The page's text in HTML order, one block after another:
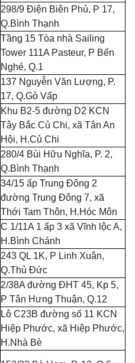
298/9 Điện Biên Phủ, P 17,
Q.Bình Thạnh
Tầng 15 Tòa nhà Sailing
Tower 111A Pasteur, P Bến
Nghé, Q.1
137 Nguyễn Văn Lượng, P.
17, Q.Gò Vấp
Khu B2-5 đường D2 KCN
Tây Bắc Củ Chi, xã Tân An
Hội, H.Củ Chi
280/4 Bùi Hữu Nghĩa, P. 2,
Q.Bình Thạnh
34/15 ấp Trung Đông 2
đường Trung Đông 7, xã
Thới Tam Thôn, H.Hóc Môn
C 1/11A 1 ấp 3 xã Vĩnh lộc A,
H.Bình Chánh
243 QL 1K, P Linh Xuân,
Q.Thủ Đức
2/38A đường ĐHT 45, Kp 5,
P Tân Hưng Thuận, Q.12
Lô C23B đường số 11 KCN
Hiệp Phước, xã Hiệp Phước,
H.Nhà Bè